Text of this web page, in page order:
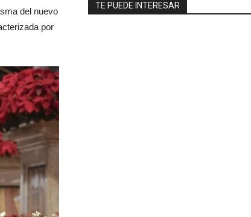
del nuevo
por
TE PUEDE INTERESAR